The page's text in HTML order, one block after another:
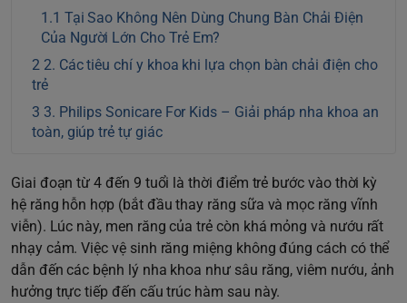
Tại Sao Không Nên Dùng Chung Bàn Chải Điện
Của Người Lớn Cho Trẻ Em?
2. Các tiêu chí y khoa khi lựa chọn bàn chải điện cho
trẻ
3. Philips Sonicare For Kids – Giải pháp nha khoa an
toàn, giúp trẻ tự giác
Giai đoạn từ 4 đến 9 tuổi là thời điểm trẻ bước vào thời kỳ
hệ răng hỗn hợp (bắt đầu thay răng sữa và mọc răng vĩnh
viễn). Lúc này, men răng của trẻ còn khá mỏng và nướu rất
nhạy cảm. Việc vệ sinh răng miệng không đúng cách có thể
dẫn đến các bệnh lý nha khoa như sâu răng, viêm nướu, ảnh
hưởng trực tiếp đến cấu trúc hàm sau này.